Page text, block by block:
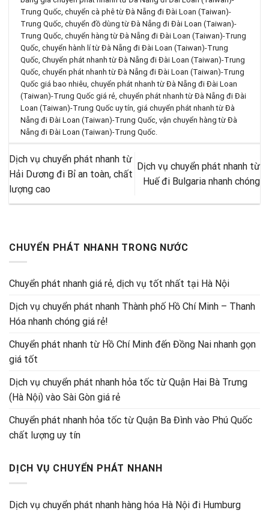
Trung Quốc ,chuyển cà phê từ Đà Nẵng đi Đài Loan (Taiwan)-
Trung Quốc ,chuyển đồ dùng từ Đà Nẵng đi Đài Loan (Taiwan)-
Trung Quốc ,chuyển hàng từ Đà Nẵng đi Đài Loan (Taiwan)-Trung
Quốc ,chuyển hành lí từ Đà Nẵng đi Đài Loan (Taiwan)-Trung
Quốc ,Chuyển phát nhanh từ Đà Nẵng đi Đài Loan (Taiwan)-Trung
Quốc ,chuyển phát nhanh từ Đà Nẵng đi Đài Loan (Taiwan)-Trung
Quốc giá bao nhiêu ,chuyển phát nhanh từ Đà Nẵng đi Đài Loan
(Taiwan)-Trung Quốc giá rẻ ,chuyển phát nhanh từ Đà Nẵng đi Đài
Loan (Taiwan)-Trung Quốc uy tín ,giá chuyển phát nhanh từ Đà
Nẵng đi Đài Loan (Taiwan)-Trung Quốc ,vận chuyển hàng từ Đà
Nẵng đi Đài Loan (Taiwan)-Trung Quốc
Dịch vụ chuyển phát nhanh từ
Hải Dương đi Bỉ an toàn, chất
lượng cao
Dịch vụ chuyển phát nhanh từ
Huế đi Bulgaria nhanh chóng
CHUYỂN PHÁT NHANH TRONG NƯỚC
Chuyển phát nhanh giá rẻ, dịch vụ tốt nhất tại Hà Nội
Dịch vụ chuyển phát nhanh Thành phố Hồ Chí Minh – Thanh
Hóa nhanh chóng giá rẻ!
Chuyển phát nhanh từ Hồ Chí Minh đến Đồng Nai nhanh gọn
giá tốt
Dịch vụ chuyển phát nhanh hỏa tốc từ Quận Hai Bà Trưng
(Hà Nội) vào Sài Gòn giá rẻ
Chuyển phát nhanh hỏa tốc từ Quận Ba Đình vào Phú Quốc
chất lượng uy tín
DỊCH VỤ CHUYỂN PHÁT NHANH
Dịch vụ chuyển phát nhanh hàng hóa Hà Nội đi Humburg